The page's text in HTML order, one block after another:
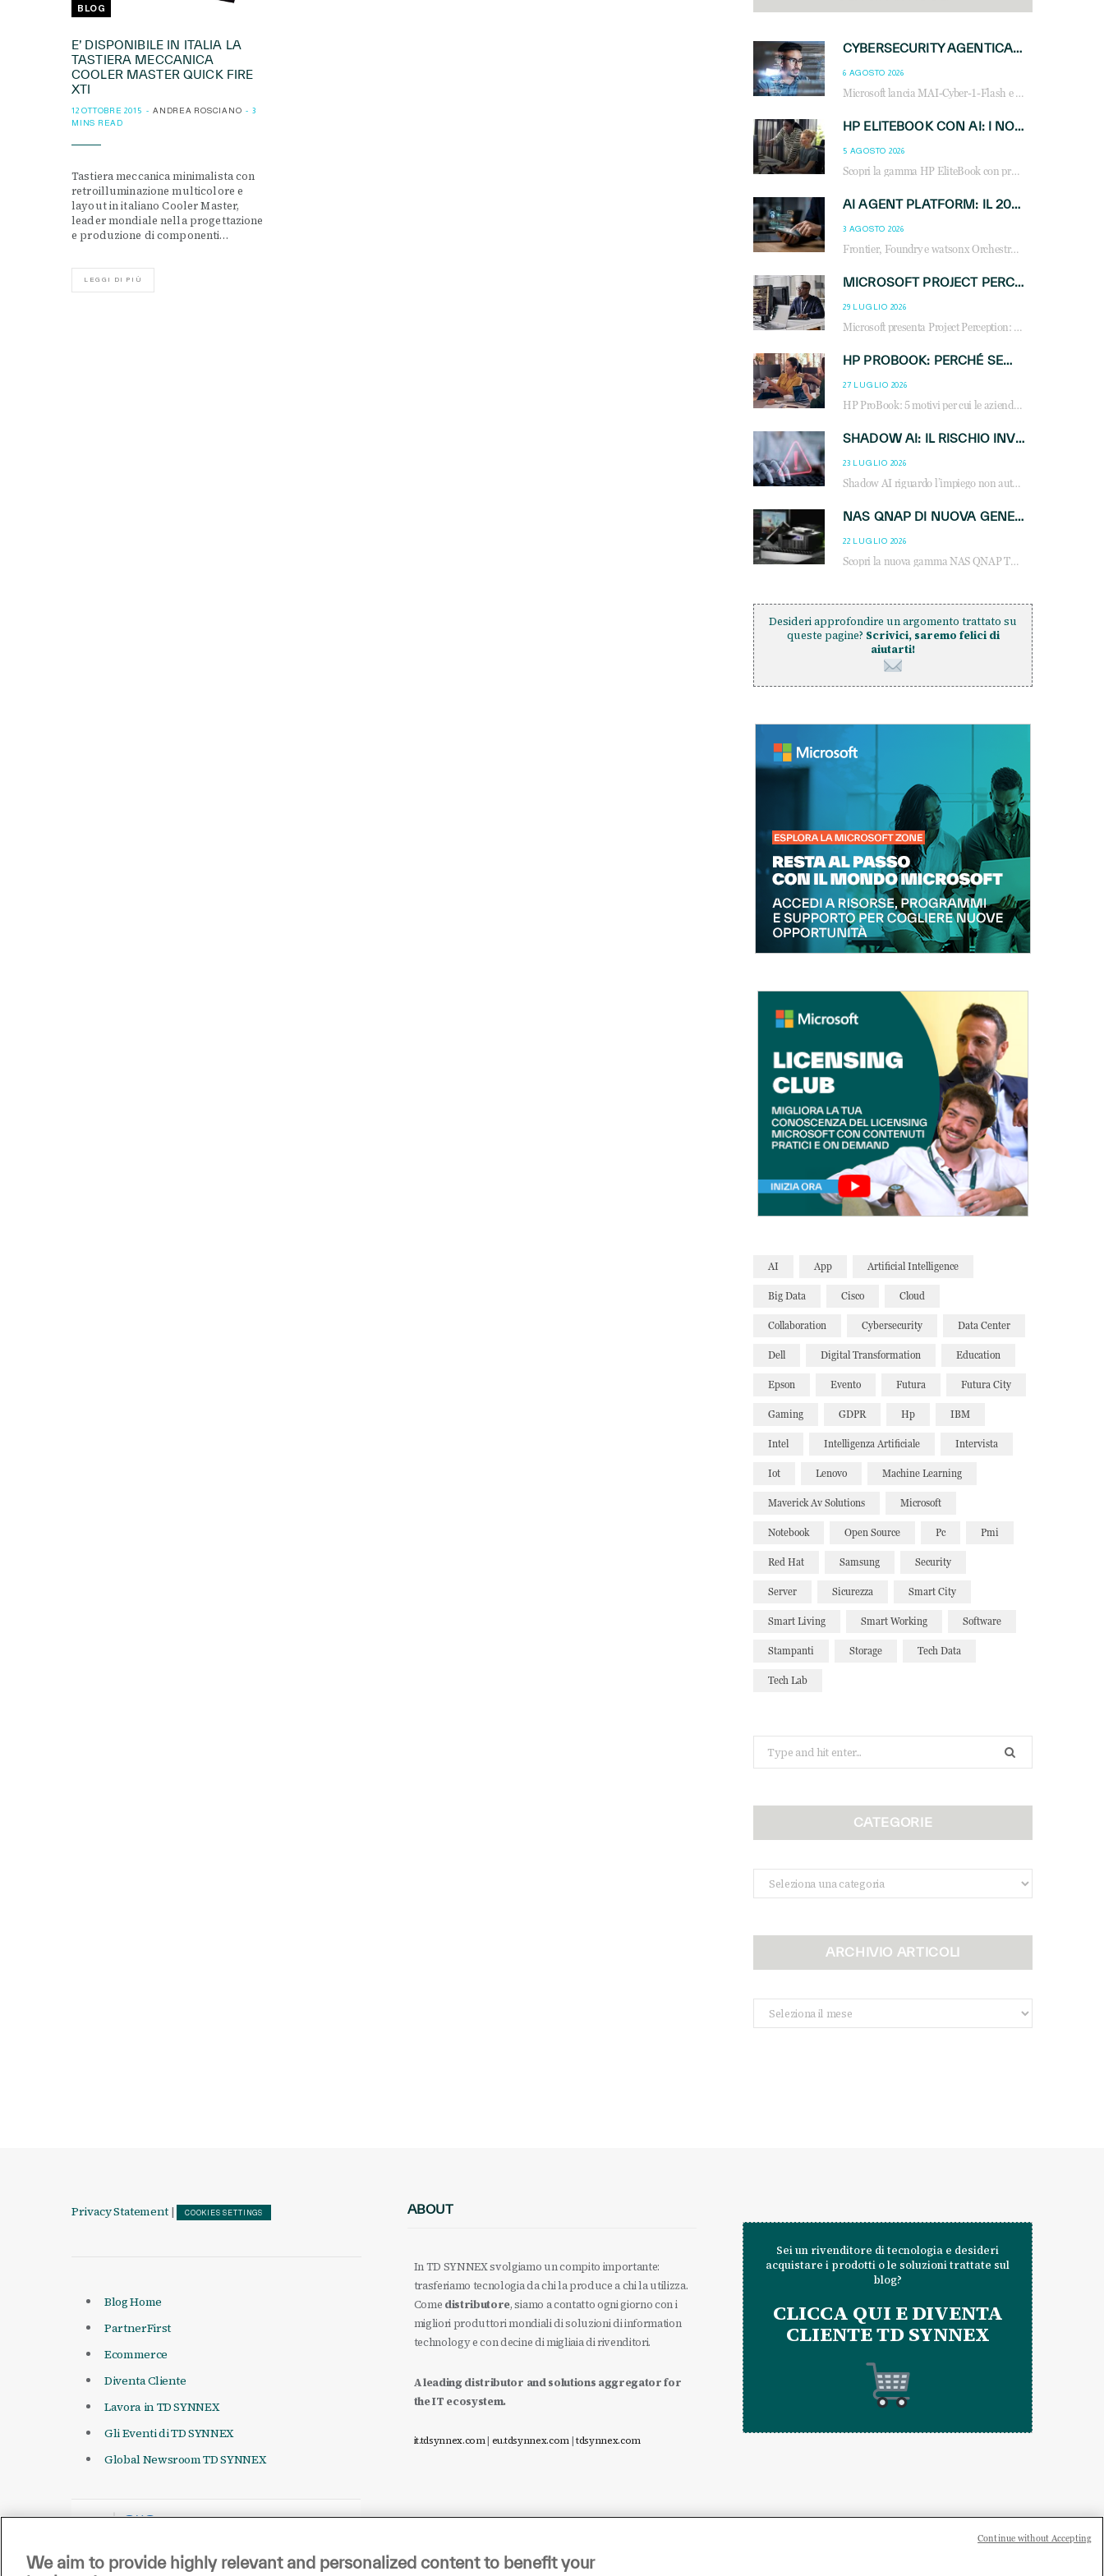
BLOG
E’ DISPONIBILE IN ITALIA LA
TASTIERA MECCANICA
COOLER MASTER QUICK FIRE
XTI
12 OTTOBRE 2015 ANDREA ROSCIANO
3
MINS READ
Tastiera meccanica minimalista con
retroilluminazione multicolore e
layout in italiano Cooler Master,
leader mondiale nella progettazione
e produzione di componenti…
LEGGI DI PIÙ
CYBERSECURITY AGENTICA: CON PERCEPTION E MAI-CYBER-1-FLASH MICROSOFT APRE NUOVI SERVIZI PER IL CANALE
6 AGOSTO 2026
Microsoft lancia MAI-Cyber-1-Flash e Perception: cybersecurity agentica in preview dal 3 novembre. Cosa cambia per MSP, system integrator e reseller.
HP ELITEBOOK CON AI: I NOTEBOOK BUSINESS INTELLIGENTI CHE TRASFORMANO PRODUTTIVITÀ, SICUREZZA E LAVORO IBRIDO
5 AGOSTO 2026
Scopri la gamma HP EliteBook con processori Intel® Core™ Ultra e AMD Ryzen™ AI. Notebook business progettati per aumentare la produttività, migliorare la collaborazione e garantire sicurezza avanzata in ufficio e in mobilità.
AI AGENT PLATFORM: IL 2026 È L’ANNO DEL «SISTEMA OPERATIVO» PER GLI AGENTI AZIENDALI
3 AGOSTO 2026
Frontier, Foundry e watsonx Orchestrate: la guerra delle piattaforme AI agent ridisegna il mercato IT. Cosa cambia per reseller, MSP e system integrator.
MICROSOFT PROJECT PERCEPTION: COME GLI AGENTI AI CAMBIERANNO SOC, CYBERSECURITY E SERVIZI MSP
29 LUGLIO 2026
Microsoft presenta Project Perception: scopri come gli agenti AI possono trasformare cybersecurity, SOC e servizi gestiti degli MSP.
HP PROBOOK: PERCHÉ SEMPRE PIÙ AZIENDE SCELGONO NOTEBOOK PROGETTATI PER IL LAVORO MODERNO
27 LUGLIO 2026
HP ProBook: 5 motivi per cui le aziende scelgono i notebook business HP per migliorare produttività, sicurezza e gestione dell’AI.
SHADOW AI: IL RISCHIO INVISIBILE CHE LE AZIENDE POSSONO GOVERNARE
23 LUGLIO 2026
Shadow AI riguardo l’impiego non autorizzato di sistemi AI all’interno dell’azienda. E’ una pratica che si diffonde a partire dai dipendenti fino ai dirigenti e mette a repentaglio la cybersecurity, con costi più elevati per le organizzazioni. Due recenti report illustrano il fenomeno e forniscono dati in merito
NAS QNAP DI NUOVA GENERAZIONE: PIÙ PRESTAZIONI, SCALABILITÀ E PROTEZIONE DEI DATI PER LE INFRASTRUTTURE IT MODERNE
22 LUGLIO 2026
Scopri la nuova gamma NAS QNAP TS-h1465U-RP, TS-h1065eU e TS-h665U: storage aziendale con ZFS, DDR5, E1.S NVMe e connettività 2.5GbE per backup, virtualizzazione e cybersecurity.
Desideri approfondire un argomento trattato su
queste pagine? Scrivici, saremo felici di
aiutarti!
AI App Artificial Intelligence
Big Data Cisco Cloud
Collaboration Cybersecurity Data Center
Dell Digital Transformation Education
Epson Evento Futura Futura City
Gaming GDPR Hp IBM
Intel Intelligenza Artificiale Intervista
Iot Lenovo Machine Learning
Maverick Av Solutions Microsoft
Notebook Open Source Pc Pmi
Red Hat Samsung Security
Server Sicurezza Smart City
Smart Living Smart Working Software
Stampanti Storage Tech Data
Tech Lab
for:
CATEGORIE
Categorie
ARCHIVIO ARTICOLI
Archivio
Articoli
Privacy Statement | COOKIES SETTINGS
Blog Home
PartnerFirst
Ecommerce
Diventa Cliente
Lavora in TD SYNNEX
Gli Eventi di TD SYNNEX
Global Newsroom TD SYNNEX
ABOUT
In TD SYNNEX svolgiamo un compito importante:
trasferiamo tecnologia da chi la produce a chi la utilizza.
Come distributore, siamo a contatto ogni giorno con i
migliori produttori mondiali di soluzioni di information
technology e con decine di migliaia di rivenditori.
A leading distributor and solutions aggregator for
the IT ecosystem.
it.tdsynnex.com| eu.tdsynnex.com|tdsynnex.com
Sei un rivenditore di tecnologia e desideri
acquistare i prodotti o le soluzioni trattate sul
blog?
CLICCA QUI E DIVENTA
CLIENTE TD SYNNEX
We aim to provide highly relevant and personalized content to benefit your
Continue without Accepting